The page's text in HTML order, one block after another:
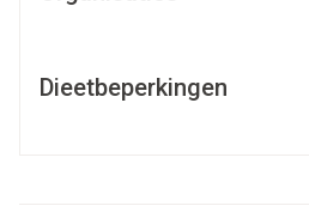
Dieetbeperkingen